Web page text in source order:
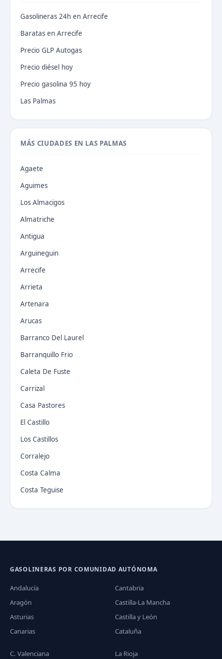
Gasolineras 24h en Arrecife
Baratas en Arrecife
Precio GLP Autogas
Precio diésel hoy
Precio gasolina 95 hoy
Las Palmas
MÁS CIUDADES EN LAS PALMAS
Agaete
Aguimes
Los Almacigos
Almatriche
Antigua
Arguineguin
Arrecife
Arrieta
Artenara
Arucas
Barranco Del Laurel
Barranquillo Frio
Caleta De Fuste
Carrizal
Casa Pastores
El Castillo
Los Castillos
Corralejo
Costa Calma
Costa Teguise
GASOLINERAS POR COMUNIDAD AUTÓNOMA
Andalucía
Aragón
Asturias
Canarias
Cantabria
Castilla-La Mancha
Castilla y León
Cataluña
C. Valenciana
La Rioja